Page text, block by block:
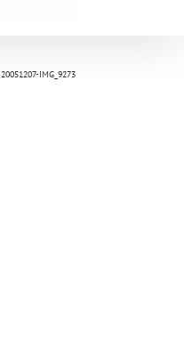
20051207-IMG_9273